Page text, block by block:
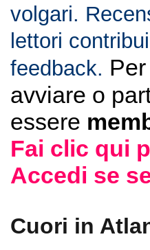
volgari.
lettori
feedback.
avviare o
essere
Fai clic qui
Accedi se
Cuori in